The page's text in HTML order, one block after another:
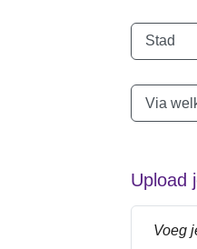
Stad
Via
Upload
Voeg